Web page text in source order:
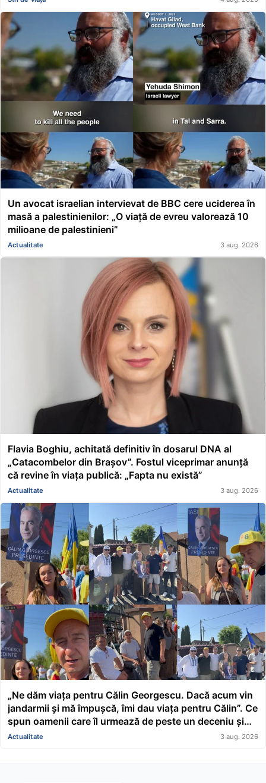
Un avocat israelian intervievat de BBC cere uciderea în
masă a palestinienilor: „O viață de evreu valorează 10
milioane de palestinieni”
Actualitate 3 aug. 2026
Flavia Boghiu, achitată definitiv în dosarul DNA al
„Catacombelor din Brașov”. Fostul viceprimar anunță
că revine în viața publică: „Fapta nu există”
Actualitate 3 aug. 2026
„Ne dăm viața pentru Călin Georgescu. Dacă acum vin
jandarmii și mă împușcă, îmi dau viața pentru Călin”. Ce
spun oamenii care îl urmează de peste un deceniu și
merg la fiecare apariție publică a fostului candidat
Actualitate 3 aug. 2026